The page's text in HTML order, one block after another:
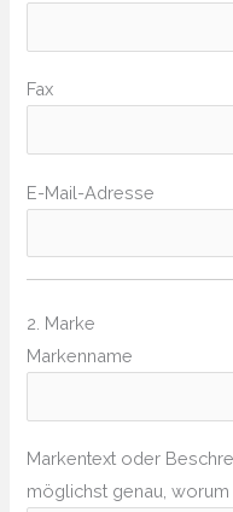
Fax
E-Mail-Adresse
2. Marke
Markenname
Markentext oder
möglichst genau, worum